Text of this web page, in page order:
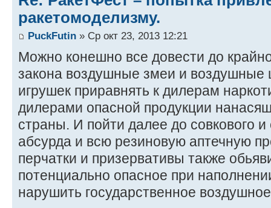
ракетомоделизму.
PuckFutin » Ср окт 23, 2013 12:21
Можно конешно все довести до
закона воздушные змеи и воздушные
игрушек приравнять к дилерам
дилерами опасной продукции
страны. И пойти далее до совкового и
абсурда и всю резиновую аптечную
перчатки и призервативы также
потенциально опасное при
нарушить государственное